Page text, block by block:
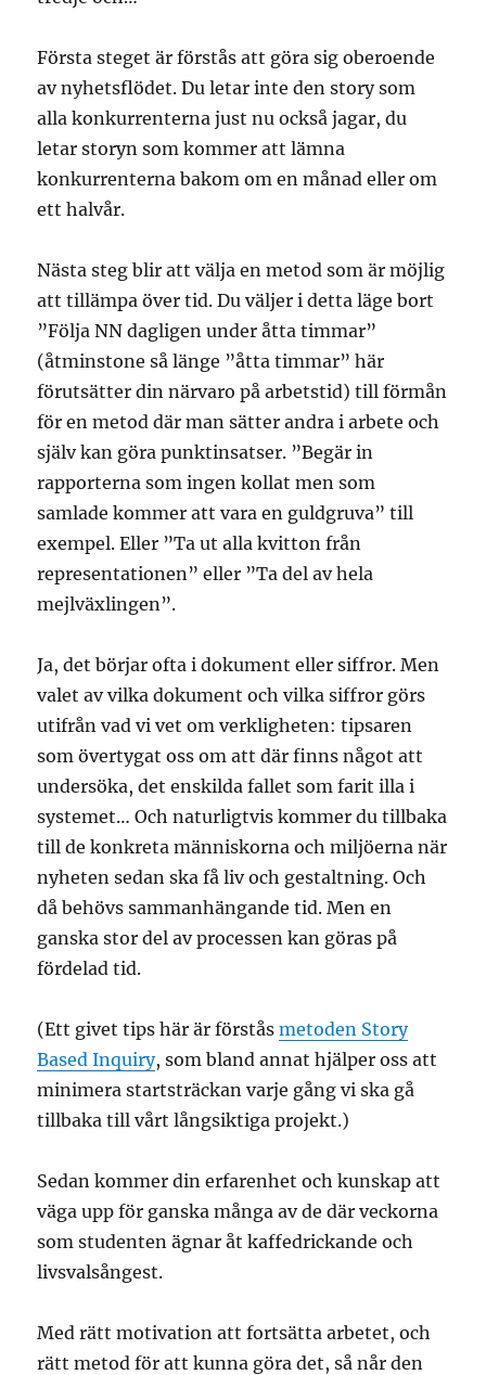
Första steget är förstås att göra sig oberoende
av nyhetsflödet. Du letar inte den story som
alla konkurrenterna just nu också jagar, du
letar storyn som kommer att lämna
konkurrenterna bakom om en månad eller om
ett halvår.
Nästa steg blir att välja en metod som är möjlig
att tillämpa över tid. Du väljer i detta läge bort
”Följa NN dagligen under åtta timmar”
(åtminstone så länge ”åtta timmar” här
förutsätter din närvaro på arbetstid) till förmån
för en metod där man sätter andra i arbete och
själv kan göra punktinsatser. ”Begär in
rapporterna som ingen kollat men som
samlade kommer att vara en guldgruva” till
exempel. Eller ”Ta ut alla kvitton från
representationen” eller ”Ta del av hela
mejlväxlingen”.
Ja, det börjar ofta i dokument eller siffror. Men
valet av vilka dokument och vilka siffror görs
utifrån vad vi vet om verkligheten: tipsaren
som övertygat oss om att där finns något att
undersöka, det enskilda fallet som farit illa i
systemet… Och naturligtvis kommer du tillbaka
till de konkreta människorna och miljöerna när
nyheten sedan ska få liv och gestaltning. Och
då behövs sammanhängande tid. Men en
ganska stor del av processen kan göras på
fördelad tid.
(Ett givet tips här är förståsmetoden Story
Based Inquiry, som bland annat hjälper oss att
minimera startsträckan varje gång vi ska gå
tillbaka till vårt långsiktiga projekt.)
Sedan kommer din erfarenhet och kunskap att
väga upp för ganska många av de där veckorna
som studenten ägnar åt kaffedrickande och
livsvalsångest.
Med rätt motivation att fortsätta arbetet, och
rätt metod för att kunna göra det, så når den